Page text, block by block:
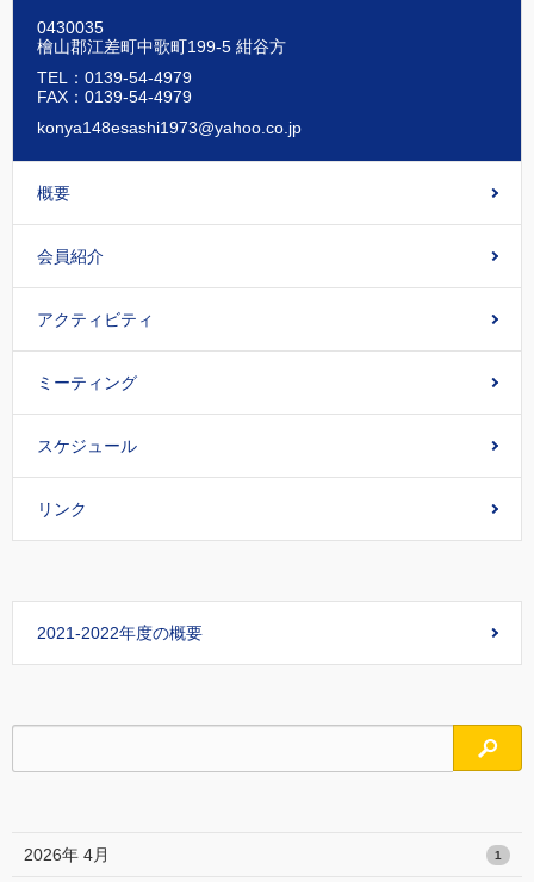
0430035
檜山郡江差町中歌町199-5 紺谷方
TEL：0139-54-4979
FAX：0139-54-4979
konya148esashi1973@yahoo.co.jp
概要
会員紹介
アクティビティ
ミーティング
スケジュール
リンク
2021-2022年度の概要
検索
2026年 4月 1